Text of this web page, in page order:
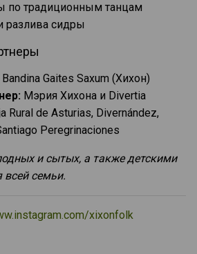
по традиционным танцам
разлива сидры
Bandina Gaites Saxum (Хихон)
Мэрия Хихона и Divertia
Rural de Asturias, Divernández,
Peregrinaciones
и сытых, а также детскими
всей семьи.
xixonfolk